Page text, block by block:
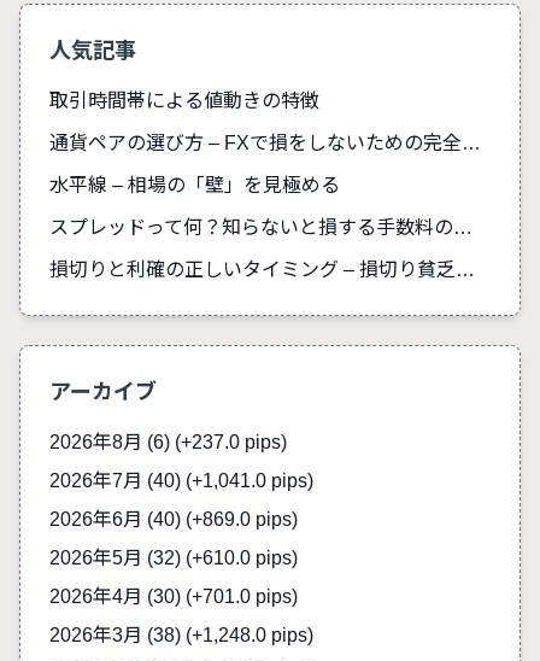
人気記事
取引時間帯による値動きの特徴
通貨ペアの選び方 – FXで損をしないための完全ガイド
水平線 – 相場の「壁」を見極める
スプレッドって何？知らないと損する手数料の真実
損切りと利確の正しいタイミング – 損切り貧乏を防ぐ
アーカイブ
2026年8月 (6) (+237.0 pips)
2026年7月 (40) (+1,041.0 pips)
2026年6月 (40) (+869.0 pips)
2026年5月 (32) (+610.0 pips)
2026年4月 (30) (+701.0 pips)
2026年3月 (38) (+1,248.0 pips)